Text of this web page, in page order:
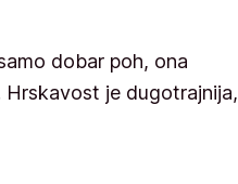
dobar poh, ona
je dugotrajnija,